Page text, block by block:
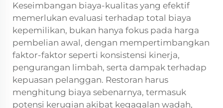
Keseimbangan biaya-kualitas yang efektif
memerlukan evaluasi terhadap total biaya
kepemilikan, bukan hanya fokus pada harga
pembelian awal, dengan mempertimbangkan
faktor-faktor seperti konsistensi kinerja,
pengurangan limbah, serta dampak terhadap
kepuasan pelanggan. Restoran harus
menghitung biaya sebenarnya, termasuk
potensi kerugian akibat kegagalan wadah,